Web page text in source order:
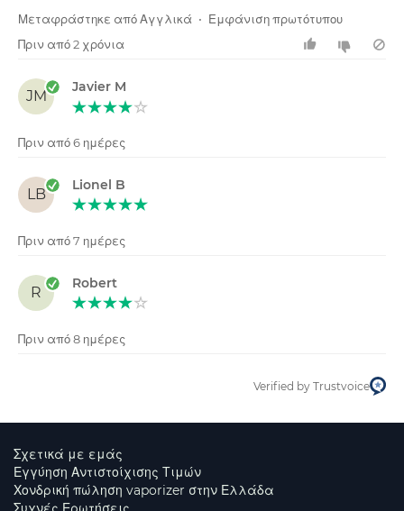
Μεταφράστηκε από Αγγλικά • Εμφάνιση πρωτότυπου
Πριν από 2 χρόνια
JM
Javier M
Πριν από 6 ημέρες
LB
Lionel B
Πριν από 7 ημέρες
R
Robert
Πριν από 8 ημέρες
Verified by Trustvoice
Σχετικά με εμάς
Εγγύηση Αντιστοίχισης Τιμών
Χονδρική πώληση vaporizer στην Ελλάδα